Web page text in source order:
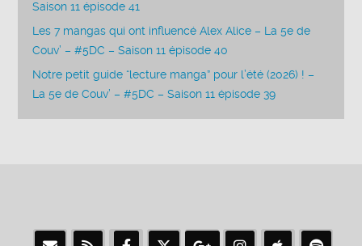
Saison 11 épisode 41
Les 7 mangas qui ont influencé Alex Alice – La 5e de
Couv’ – #5DC – Saison 11 épisode 40
Notre petit guide “lecture manga” pour l’été (2026) ! –
La 5e de Couv’ – #5DC – Saison 11 épisode 39